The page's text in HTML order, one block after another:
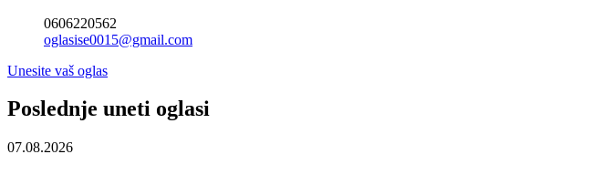
0606220562
oglasise0015@gmail.com
Unesite vaš oglas
Poslednje uneti oglasi
07.08.2026